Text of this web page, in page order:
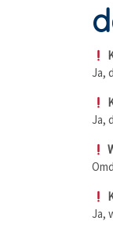
Ja,
Ja,
Ja,